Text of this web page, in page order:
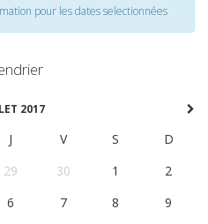
pour les dates selectionnées
2017
J V S
D
29 30 1
2
6 7 8
9